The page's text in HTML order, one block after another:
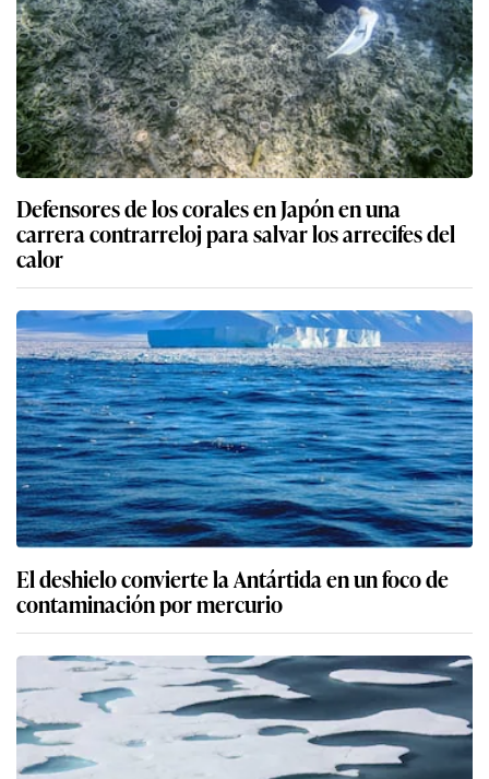
Defensores de los corales en Japón en una
carrera contrarreloj para salvar los arrecifes del
calor
El deshielo convierte la Antártida en un foco de
contaminación por mercurio